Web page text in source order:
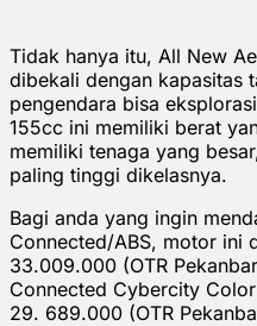
Tidak hanya itu, All New
dibekali dengan kapasitas
pengendara bisa
155cc ini memiliki berat
memiliki tenaga yang
paling tinggi dikelasnya.
Bagi anda yang ingin
Connected/ABS, motor ini
33.009.000 (OTR
Connected Cybercity
29. 689.000 (OTR